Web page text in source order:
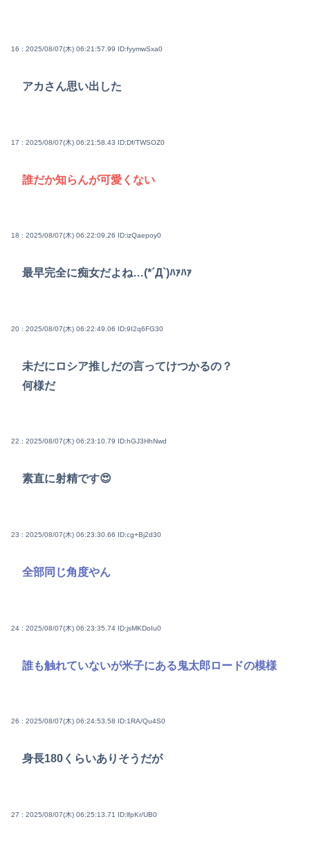
16 : 2025/08/07(木) 06:21:57.99 ID:fyymwSxa0
アカさん思い出した
17 : 2025/08/07(木) 06:21:58.43 ID:Df/TWSOZ0
誰だか知らんが可愛くない
18 : 2025/08/07(木) 06:22:09.26 ID:izQaepoy0
最早完全に痴女だよね…(*´Д`)ﾊｧﾊｧ
20 : 2025/08/07(木) 06:22:49.06 ID:9I2q6FG30
未だにロシア推しだの言ってけつかるの？
何様だ
22 : 2025/08/07(木) 06:23:10.79 ID:hGJ3HhNwd
素直に射精です😍
23 : 2025/08/07(木) 06:23:30.66 ID:cg+Bj2d30
全部同じ角度やん
24 : 2025/08/07(木) 06:23:35.74 ID:jsMKDoIu0
誰も触れていないが米子にある鬼太郎ロードの模様
26 : 2025/08/07(木) 06:24:53.58 ID:1RA/Qu4S0
身長180くらいありそうだが
27 : 2025/08/07(木) 06:25:13.71 ID:lfpKr/UB0